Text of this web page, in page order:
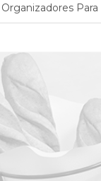
Organizadores